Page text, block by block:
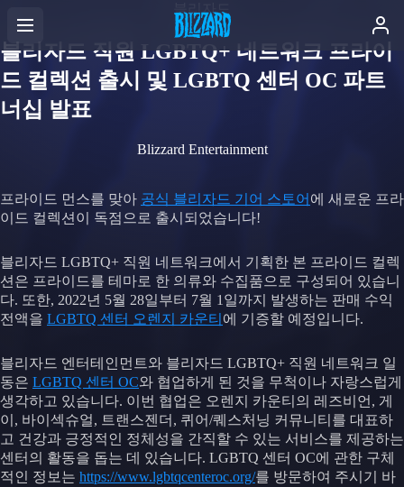
블리자드
블리자드 직원 LGBTQ+ 네트워크 프라이
드 컬렉션 출시 및 LGBTQ 센터 OC 파트
너십 발표
Blizzard Entertainment
프라이드 먼스를 맞아 공식 블리자드 기어 스토어 에 새로운 프라
이드 컬렉션이 독점으로 출시되었습니다!
블리자드 LGBTQ+ 직원 네트워크에서 기획한 본 프라이드 컬렉
션은 프라이드를 테마로 한 의류와 수집품으로 구성되어 있습니
다. 또한, 2022년 5월 28일부터 7월 1일까지 발생하는 판매 수익
전액을 LGBTQ 센터 오렌지 카운티 에 기증할 예정입니다.
블리자드 엔터테인먼트와 블리자드 LGBTQ+ 직원 네트워크 일
동은 LGBTQ 센터 OC와 협업하게 된 것을 무척이나 자랑스럽게
생각하고 있습니다. 이번 협업은 오렌지 카운티의 레즈비언, 게
이, 바이섹슈얼, 트랜스젠더, 퀴어/퀘스처닝 커뮤니티를 대표하
고 건강과 긍정적인 정체성을 간직할 수 있는 서비스를 제공하는
센터의 활동을 돕는 데 있습니다. LGBTQ 센터 OC에 관한 구체
적인 정보는 https://www.lgbtqcenteroc.org/를 방문하여 주시기 바